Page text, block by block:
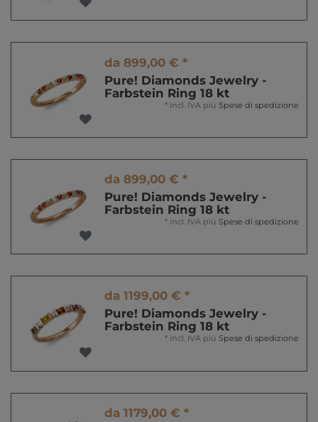
da 899,00 € *
Pure! Diamonds Jewelry -
Farbstein Ring 18 kt
* incl. IVA più Spese di spedizione
da 899,00 € *
Pure! Diamonds Jewelry -
Farbstein Ring 18 kt
* incl. IVA più Spese di spedizione
da 1199,00 € *
Pure! Diamonds Jewelry -
Farbstein Ring 18 kt
* incl. IVA più Spese di spedizione
da 1179,00 € *